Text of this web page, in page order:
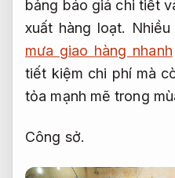
bảng báo giá chi tiết
xuất hàng loạt.
mưa giao hàng nhanh
tiết kiệm chi phí mà
tỏa mạnh mẽ trong
Công sở.